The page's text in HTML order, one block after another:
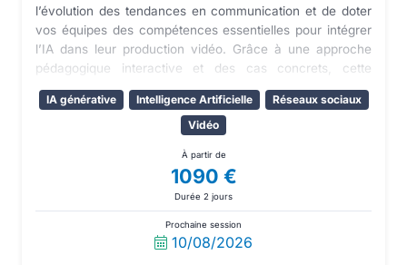
l’évolution des tendances en communication et de doter
vos équipes des compétences essentielles pour intégrer
l’IA dans leur production vidéo. Grâce à une approche
pédagogique interactive et des cas concrets, cette
formation vous aidera à exploiter tout le potentiel de
HeyGen et à en faire un véritable atout pour votre
entreprise.
IA générative Intelligence Artificielle
Réseaux sociaux
Vidéo
À partir de
1090 €
Durée 2 jours
Prochaine session
10/08/2026